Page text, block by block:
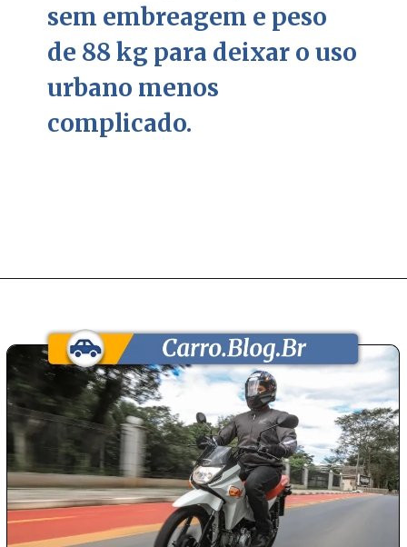
sem embreagem e peso
de 88 kg para deixar o uso
urbano menos
complicado.